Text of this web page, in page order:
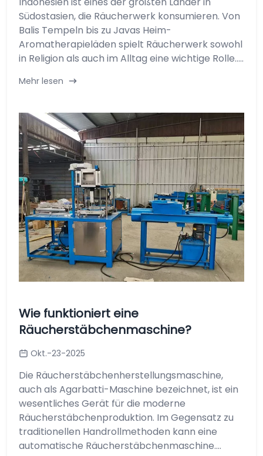
Südostasien, die Räucherwerk konsumieren. Von
Balis Tempeln bis zu Javas Heim-
Aromatherapieläden spielt Räucherwerk sowohl
in Religion als auch im Alltag eine wichtige Rolle.....
Mehr lesen
Wie funktioniert eine
Räucherstäbchenmaschine?
Okt.-23-2025
Die Räucherstäbchenherstellungsmaschine,
auch als Agarbatti-Maschine bezeichnet, ist ein
wesentliches Gerät für die moderne
Räucherstäbchenproduktion. Im Gegensatz zu
traditionellen Handrollmethoden kann eine
automatische Räucherstäbchenmaschine....